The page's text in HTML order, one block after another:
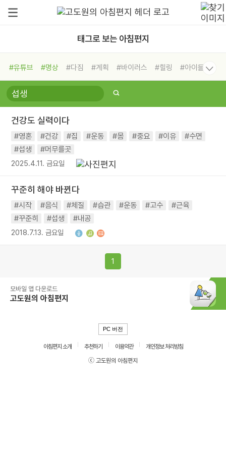
태그로 보는 아침편지
#유튜브 #명상 #다짐 #계획 #바이러스 #힐링
#아이들
#비전캠프
#독서캠프 #삶
#희망
#나눔 #친구 #링컨학교
#독서
#건강 #면역력
건강도 실력이다
#영혼 #건강 #집 #운동 #몸 #중요 #이유
#수면
#섭생
#머무를곳
2025.4.11. 금요일
꾸준히 해야 바뀐다
#시작 #음식 #체질 #습관 #운동 #고수
#근육
#꾸준히
#섭생 #내공
2018.7.13. 금요일
1
모바일 앱 다운로드
고도원의 아침편지
PC 버전
아침편지 소개 추천하기 이용약관
개인정보 처리방침
ⓒ 고도원의 아침편지